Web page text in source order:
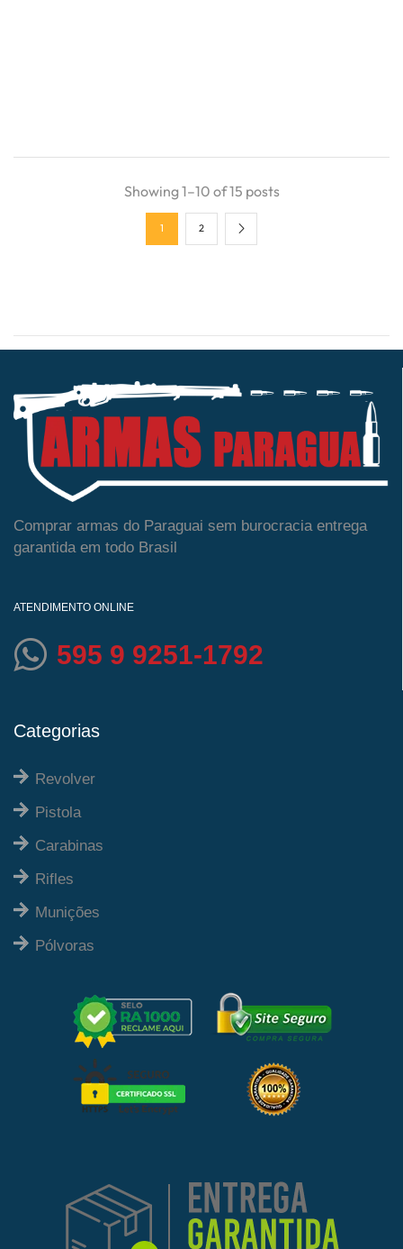
Showing 1–10 of 15 posts
1 2
Comprar armas do Paraguai sem burocracia entrega
garantida em todo Brasil
ATENDIMENTO ONLINE
595 9 9251-1792
Categorias
Revolver
Pistola
Carabinas
Rifles
Munições
Pólvoras